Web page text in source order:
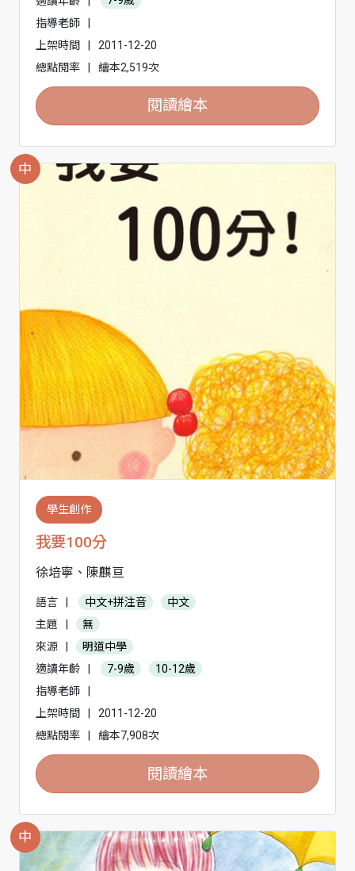
指導老師
上架時間
2011-12-20
總點閱率
繪本2,519次
閱讀繪本
中
學生創作
我要100分
徐培寧、陳麒亘
語言 中文+拼注音
中文
主題
無
來源
明道中學
適讀年齡
7-9歲
10-12歲
指導老師
上架時間
2011-12-20
總點閱率
繪本7,908次
閱讀繪本
中